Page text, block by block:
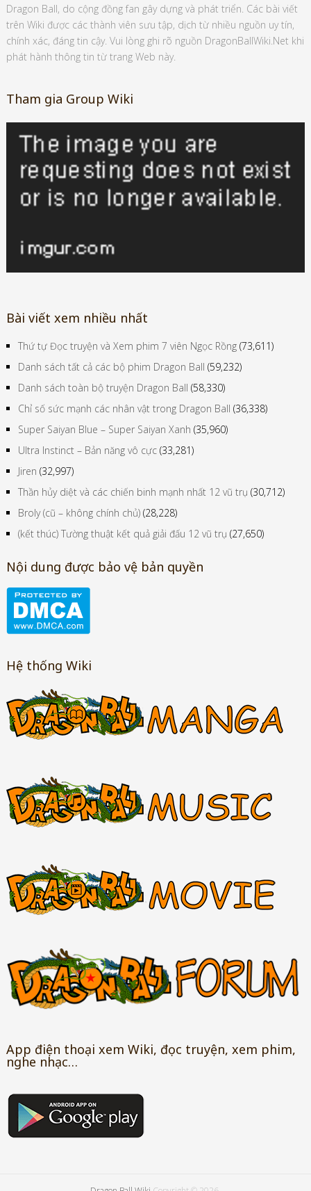
Dragon Ball, do cộng đồng fan gây dựng và phát triển. Các bài viết
trên Wiki được các thành viên sưu tập, dịch từ nhiều nguồn uy tín,
chính xác, đáng tin cậy. Vui lòng ghi rõ nguồn DragonBallWiki.Net khi
phát hành thông tin từ trang Web này.
Tham gia Group Wiki
Bài viết xem nhiều nhất
Thứ tự Đọc truyện và Xem phim 7 viên Ngọc Rồng (73,611)
Danh sách tất cả các bộ phim Dragon Ball (59,232)
Danh sách toàn bộ truyện Dragon Ball (58,330)
Chỉ số sức mạnh các nhân vật trong Dragon Ball (36,338)
Super Saiyan Blue – Super Saiyan Xanh (35,960)
Ultra Instinct – Bản năng vô cực (33,281)
Jiren (32,997)
Thần hủy diệt và các chiến binh mạnh nhất 12 vũ trụ (30,712)
Broly (cũ – không chính chủ) (28,228)
(kết thúc) Tường thuật kết quả giải đấu 12 vũ trụ (27,650)
Nội dung được bảo vệ bản quyền
Hệ thống Wiki
App điện thoại xem Wiki, đọc truyện, xem phim,
nghe nhạc…